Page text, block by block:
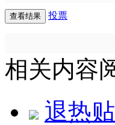
投票
相关内容
退热